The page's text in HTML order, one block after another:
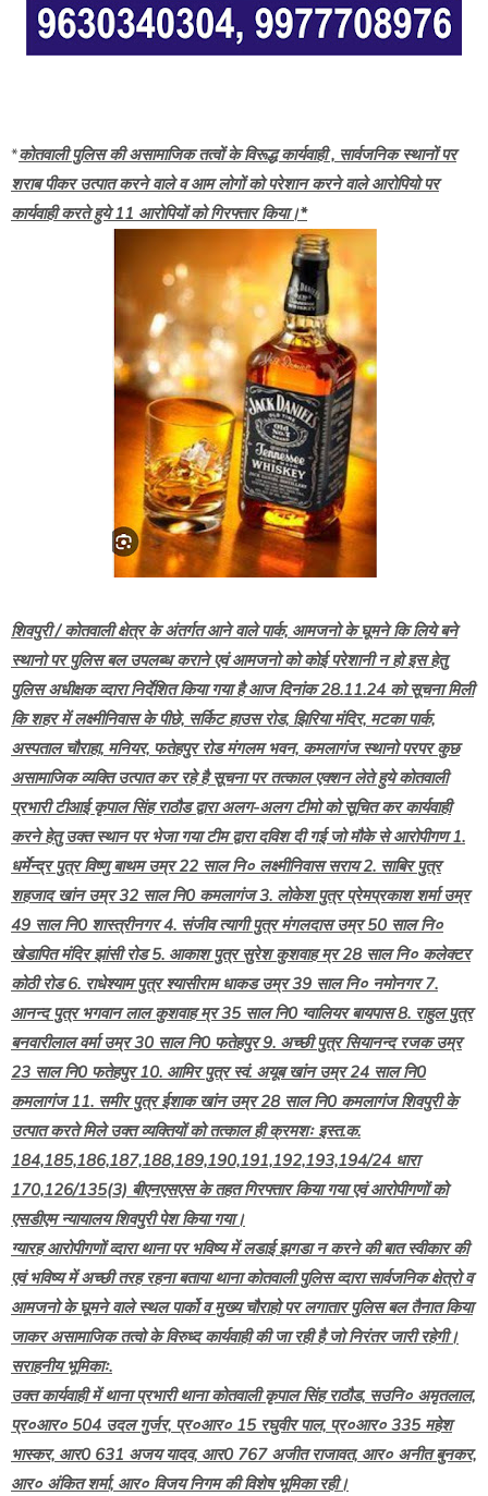
*कोतवाली पुलिस की असामाजिक तत्वों के विरूद्ध कार्यवाही , सार्वजनिक स्थानों पर
शराब पीकर उत्पात करने वाले व आम लोगों को परेशान करने वाले आरोपियो पर
कार्यवाही करते हुये 11 आरोपियों को गिरफ्तार किया।*
शिवपुरी / कोतवाली क्षेत्र के अंतर्गत आने वाले पार्क, आमजनो के घूमने कि लिये बने
स्थानो पर पुलिस बल उपलब्ध कराने एवं आमजनो को कोई परेशानी न हो इस हेतु
पुलिस अधीक्षक व्दारा निर्देशित किया गया है आज दिनांक 28.11.24 को सूचना मिली
कि शहर में लक्ष्मीनिवास के पीछे, सर्किट हाउस रोड, झिरिया मंदिर, मटका पार्क,
अस्पताल चौराहा, मनियर, फतेहपुर रोड मंगलम भवन, कमलागंज स्थानो परपर कुछ
असामाजिक व्यक्ति उत्पात कर रहे है सूचना पर तत्काल एक्शन लेते हुये कोतवाली
प्रभारी टीआई कृपाल सिंह राठौड द्वारा अलग-अलग टीमो को सूचित कर कार्यवाही
करने हेतु उक्त स्थान पर भेजा गया टीम द्वारा दविश दी गई जो मौके से आरोपीगण 1.
धर्मेन्द्र पुत्र विष्णु बाथम उम्र 22 साल नि० लक्ष्मीनिवास सराय 2. साबिर पुत्र
शहजाद खांन उम्र 32 साल नि0 कमलागंज 3. लोकेश पुत्र प्रेमप्रकाश शर्मा उम्र
49 साल नि0 शास्त्रीनगर 4. संजीव त्यागी पुत्र मंगलदास उम्र 50 साल नि०
खेडापित मंदिर झांसी रोड 5. आकाश पुत्र सुरेश कुशवाह म्र 28 साल नि० कलेक्टर
कोठी रोड 6. राधेश्याम पुत्र श्यासीराम धाकड उम्र 39 साल नि० नमोनगर 7.
आनन्द पुत्र भगवान लाल कुशवाह म्र 35 साल नि0 ग्वालियर बायपास 8. राहुल पुत्र
बनवारीलाल वर्मा उम्र 30 साल नि0 फतेहपुर 9. अच्छी पुत्र सियानन्द रजक उम्र
23 साल नि0 फतेहपुर 10. आमिर पुत्र स्वं. अयूब खांन उम्र 24 साल नि0
कमलागंज 11. समीर पुत्र ईशाक खांन उम्र 28 साल नि0 कमलागंज शिवपुरी के
उत्पात करते मिले उक्त व्यक्तियों को तत्काल ही क्रमशः इस्त.क.
184,185,186,187,188,189,190,191,192,193,194/24 धारा
170,126/135(3) बीएनएसएस के तहत गिरफ्तार किया गया एवं आरोपीगणों को
एसडीएम न्यायालय शिवपुरी पेश किया गया।
ग्यारह आरोपीगणों व्दारा थाना पर भविष्य में लडाई झगडा न करने की बात स्वीकार की
एवं भविष्य में अच्छी तरह रहना बताया थाना कोतवाली पुलिस व्दारा सार्वजनिक क्षेत्रो व
आमजनो के घूमने वाले स्थल पार्को व मुख्य चौराहो पर लगातार पुलिस बल तैनात किया
जाकर असामाजिक तत्वो के विरुध्द कार्यवाही की जा रही है जो निरंतर जारी रहेगी।
सराहनीय भूमिकाः.
उक्त कार्यवाही में थाना प्रभारी थाना कोतवाली कृपाल सिंह राठौड, सउनि० अमृतलाल,
प्र०आर० 504 उदल गुर्जर, प्र०आर० 15 रघुवीर पाल, प्र०आर० 335 महेश
भास्कर, आर0 631 अजय यादव, आर0 767 अजीत राजावत, आर० अनीत बुनकर,
आर० अंकित शर्मा, आर० विजय निगम की विशेष भूमिका रही।